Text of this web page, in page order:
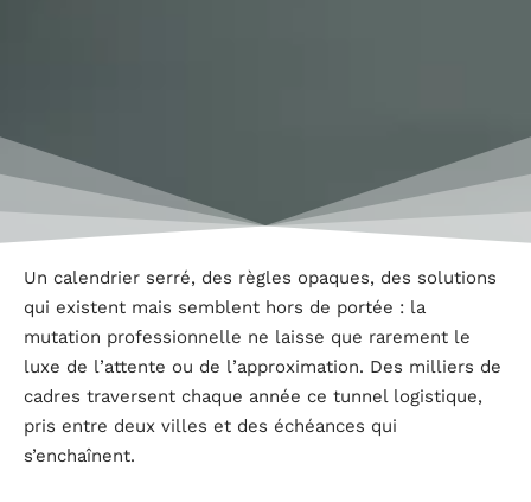
Un calendrier serré, des règles opaques, des solutions
qui existent mais semblent hors de portée : la
mutation professionnelle ne laisse que rarement le
luxe de l’attente ou de l’approximation. Des milliers de
cadres traversent chaque année ce tunnel logistique,
pris entre deux villes et des échéances qui
s’enchaînent.